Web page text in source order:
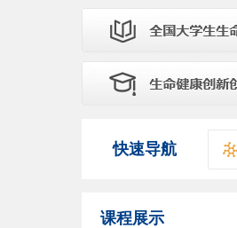
快速导航
课程展示